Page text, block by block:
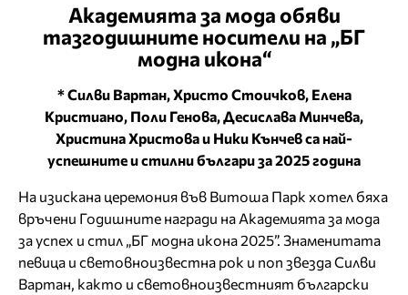
Академията за мода обяви
тазгодишните носители на „БГ
модна икона“
* Силви Вартан, Христо Стоичков, Елена
Кристиано, Поли Генова, Десислава Минчева,
Христина Христова и Ники Кънчевса най-
успешните и стилни българи за 2025 година
На изискана церемония във Витоша Парк хотел бяха
връчени Годишните награди на Академията за мода
за успех и стил „БГ модна икона 2025”. Знаменитата
певица и световноизвестна рок и поп звезда Силви
Вартан, както и световноизвестният български